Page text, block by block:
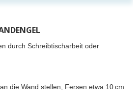
durch Schreibtischarbeit oder
die Wand stellen, Fersen etwa 10 cm